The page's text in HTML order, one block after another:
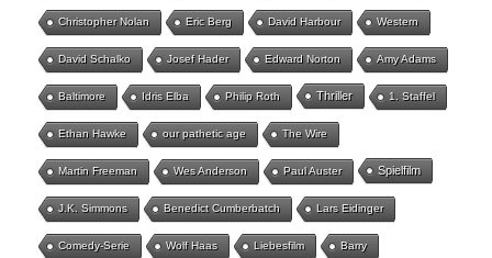
Christopher Nolan Eric Berg David Harbour Western
David Schalko Josef Hader Edward Norton Amy Adams
Baltimore Idris Elba Philip Roth Thriller 1. Staffel
Ethan Hawke our pathetic age The Wire
Martin Freeman Wes Anderson Paul Auster Spielfilm
J.K. Simmons Benedict Cumberbatch Lars Eidinger
Comedy-Serie Wolf Haas Liebesfilm Barry